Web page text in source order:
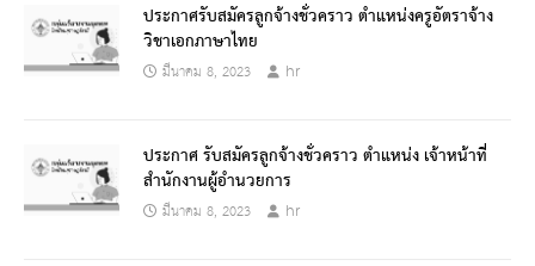
ประกาศรับสมัครลูกจ้างชั่วคราว ตำแหน่งครูอัตราจ้าง
วิชาเอกภาษาไทย
มีนาคม 8, 2023 hr
ประกาศ รับสมัครลูกจ้างชั่วคราว ตำแหน่ง เจ้าหน้าที่
สำนักงานผู้อำนวยการ
มีนาคม 8, 2023 hr